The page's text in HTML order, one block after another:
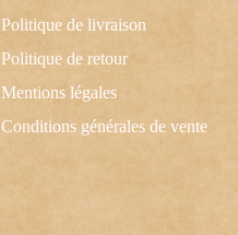
Politique de livraison
Politique de retour
Mentions légales
Conditions générales de vente